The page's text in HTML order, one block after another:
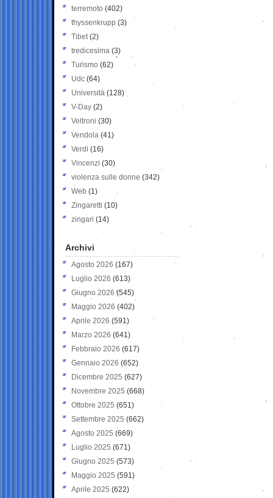
terremoto (402)
thyssenkrupp (3)
Tibet(2)
tredicesima (3)
Turismo (62)
Udc (64)
Università (128)
V-Day (2)
Veltroni (30)
Vendola (41)
Verdi (16)
Vincenzi (30)
violenza sulle donne (342)
Web (1)
Zingaretti (10)
zingari (14)
Archivi
Agosto 2026 (167)
Luglio 2026 (613)
Giugno 2026 (545)
Maggio 2026 (402)
Aprile 2026 (591)
Marzo 2026 (641)
Febbraio 2026 (617)
Gennaio 2026 (652)
Dicembre 2025 (627)
Novembre 2025 (668)
Ottobre 2025 (651)
Settembre 2025 (662)
Agosto 2025 (669)
Luglio 2025 (671)
Giugno 2025 (573)
Maggio 2025 (591)
Aprile 2025 (622)